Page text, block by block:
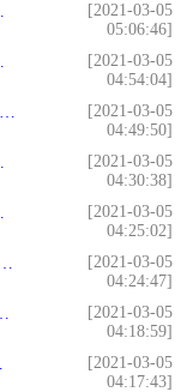
[2021-03-05
05:06:46]
[2021-03-05
04:54:04]
[2021-03-05
04:49:50]
[2021-03-05
04:30:38]
[2021-03-05
04:25:02]
[2021-03-05
04:24:47]
[2021-03-05
04:18:59]
[2021-03-05
04:17:43]